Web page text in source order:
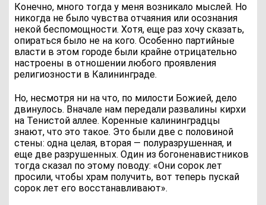
Конечно, много тогда у меня возникало мыслей. Но
никогда не было чувства отчаяния или осознания
некой беспомощности. Хотя, еще раз хочу сказать,
опираться было не на кого. Особенно партийные
власти в этом городе были крайне отрицательно
настроены в отношении любого проявления
религиозности в Калининграде.
Но, несмотря ни на что, по милости Божией, дело
двинулось. Вначале нам передали развалины кирхи
на Тенистой аллее. Коренные калининградцы
знают, что это такое. Это были две с половиной
стены: одна целая, вторая — полуразрушенная, и
еще две разрушенных. Один из богоненавистников
тогда сказал по этому поводу: «Они сорок лет
просили, чтобы храм получить, вот теперь пускай
сорок лет его восстанавливают».